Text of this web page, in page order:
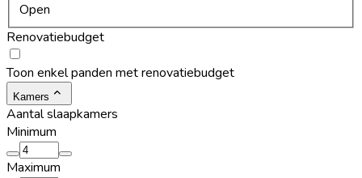
Open
Renovatiebudget
Toon enkel panden met renovatiebudget
Kamers
Aantal slaapkamers
Minimum
Maximum